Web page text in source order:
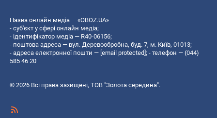
Назва онлайн медіа — «OBOZ.UA»
- суб'єкт у сфері онлайн медіа;
- ідентифікатор медіа — R40-06156;
- поштова адреса — вул. Деревообробна, буд. 7, м. Київ, 01013;
- адреса електронної пошти — [email protected]; - телефон — (044)
585 46 20
© 2026 Всі права захищені, ТОВ "Золота середина".